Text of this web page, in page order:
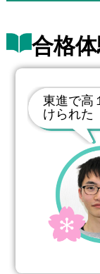
合格
東進で高
けられた